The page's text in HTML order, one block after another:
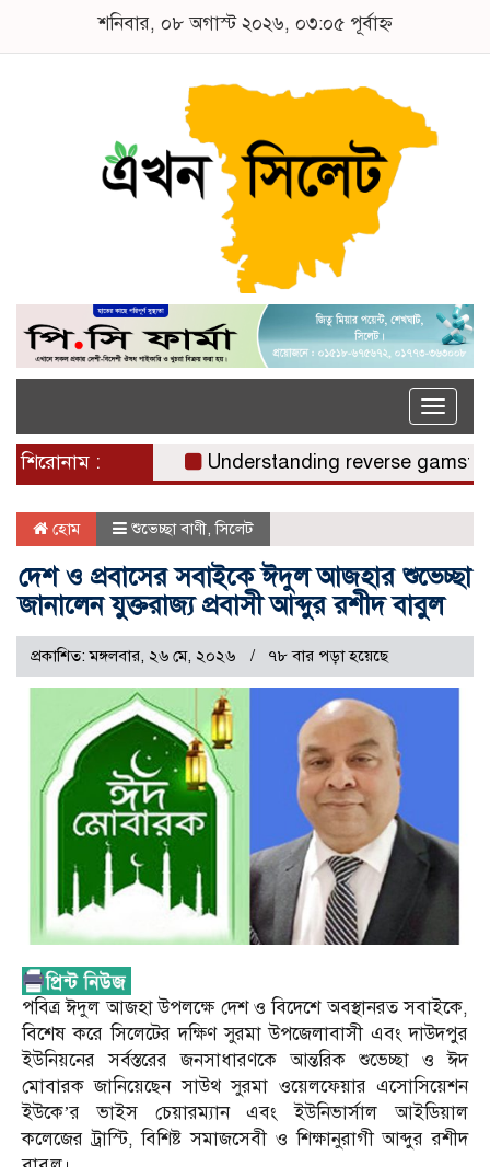
শনিবার, ০৮ অগাস্ট ২০২৬, ০৩:০৫ পূর্বাহ্ন
Toggle
শিরোনাম : Understanding reverse gamstop
হোম শুভেচ্ছা বাণী,সিলেট
দেশ ও প্রবাসের সবাইকে ঈদুল আজহার শুভেচ্ছা
জানালেন যুক্তরাজ্য প্রবাসী আব্দুর রশীদ বাবুল
প্রকাশিত: মঙ্গলবার, ২৬ মে, ২০২৬ ৭৮ বার পড়া হয়েছে
পবিত্র ঈদুল আজহা উপলক্ষে দেশ ও বিদেশে অবস্থানরত সবাইকে,
বিশেষ করে সিলেটের দক্ষিণ সুরমা উপজেলাবাসী এবং দাউদপুর
ইউনিয়নের সর্বস্তরের জনসাধারণকে আন্তরিক শুভেচ্ছা ও ঈদ
মোবারক জানিয়েছেন সাউথ সুরমা ওয়েলফেয়ার এসোসিয়েশন
ইউকে’র ভাইস চেয়ারম্যান এবং ইউনিভার্সাল আইডিয়াল
কলেজের ট্রাস্টি, বিশিষ্ট সমাজসেবী ও শিক্ষানুরাগী আব্দুর রশীদ